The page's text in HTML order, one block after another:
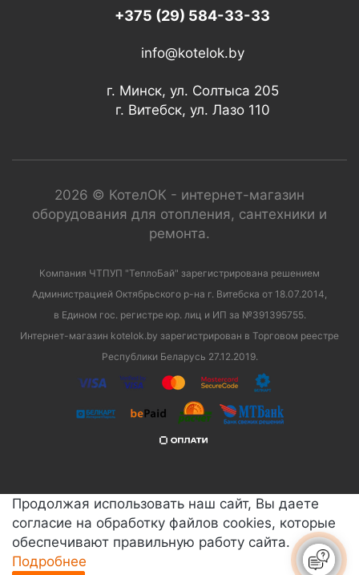
+375 (29) 584-33-33
info@kotelok.by
г. Минск, ул. Солтыса 205
г. Витебск, ул. Лазо 110
2026 © КотелОК - интернет-магазин
оборудования для отопления, сантехники и
ремонта.
Компания ЧТПУП "ТеплоБай" зарегистрирована решением
Администрацией Октябрьского р-на г. Витебска от 18.07.2014,
в Едином гос. регистре юр. лиц и ИП за №391395755.
Интернет-магазин kotelok.by зарегистрирован в Торговом реестре
Республики Беларусь 27.12.2019.
Продолжая использовать наш сайт, Вы даете
согласие на обработку файлов cookies, которые
обеспечивают правильную работу сайта.
Подробнее